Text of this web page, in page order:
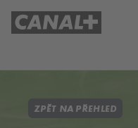
ZPĚT NA PŘEHLED